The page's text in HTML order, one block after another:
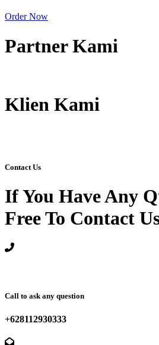
Order Now
Partner Kami
Klien Kami
Contact Us
If You Have Any
Free To Contact
Call to ask any question
+628112930333